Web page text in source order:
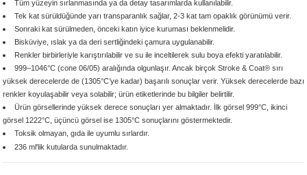
Stoneware Flux
1305 °C
- 1222 °C
- 1046 °C
°C
Tüm yüzeyin sırlanmasında ya da detay tasarımlarda kullanılabilir.
Tek kat sürüldüğünde yarı transparanlık sağlar, 2-3 kat tam opaklık görünümü verir.
Sonraki kat sürülmeden, önceki katın iyice kuruması beklenmelidir.
Bisküviye, ıslak ya da deri sertliğindeki çamura uygulanabilir.
Renkler birbirleriyle karıştırılabilir ve su ile inceltilerek sulu boya efekti yaratılabilir.
999–1046°C (cone 06/05) aralığında olgunlaşır. Ancak birçok Stroke & Coat® sırı
yüksek derecelerde de (1305°C’ye kadar) başarılı sonuçlar verir. Yüksek derecelerde bazı
renkler koyulaşabilir veya solabilir; ürün etiketlerinde bu bilgiler belirtilir.
Ürün görsellerinde yüksek derece sonuçları yer almaktadır. İlk görsel 999°C, ikinci
görsel 1222°C, üçüncü görsel ise 1305°C sonuçlarını göstermektedir.
Toksik olmayan, gıda ile uyumlu sırlardır.
236 ml'lik kutularda sunulmaktadır.